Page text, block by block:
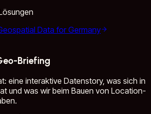
Data for Germany
Briefing
eine interaktive Datenstory, was sich in
und was wir beim Bauen von Location-